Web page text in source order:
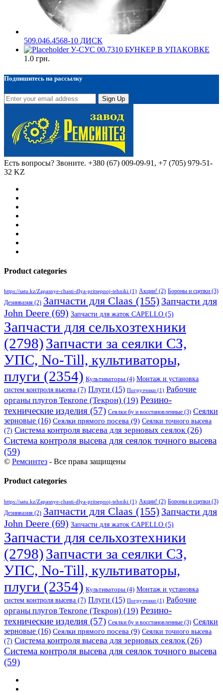
509.046.4568-10 ДИСК
У-СУС 00.7310 БУНКЕР В УПАКОВКЕ
1.0 грн.
Подпишитесь на рассылку
Sign Up
Есть вопросы? Звоните. +380 (67) 009-09-91, +7 (705) 979-51-
32 KZ
Product categories
https://satu.kz/Zapasnye-chasti-dlya-pritsepnoj-tehniki (1) Акции! (2) Бороны и сцепки (3)
Дезинвазия (2) Запчасти для Claas (155) Запчасти для
John Deere (69) Запчасти для жаток CAPELLO (5)
Запчасти для сельхозтехники
(2798)Запчасти за сеялки СЗ,
УПС, No-Till, культиваторы,
плуги (2354) Культиваторы (4) Монтаж и установка
систем контроля высева (7) Плуги (15) Погрузчики (1) Рабочие
органы плугов Текrоne (Текрон) (19) Резино-
технические изделия (57) Сеялки бу и восстановленные (3) Сеялки
зерновые (16) Сеялки прямого посева (9) Сеялки точного высева
(7) Система контроля высева для зерновых сеялок(26)
Система контроля высева для сеялок точного высева
(59)
© Ремсинтез - Все права защищены
Product categories
https://satu.kz/Zapasnye-chasti-dlya-pritsepnoj-tehniki (1) Акции! (2) Бороны и сцепки (3)
Дезинвазия (2) Запчасти для Claas (155) Запчасти для
John Deere (69) Запчасти для жаток CAPELLO (5)
Запчасти для сельхозтехники
(2798)Запчасти за сеялки СЗ,
УПС, No-Till, культиваторы,
плуги (2354) Культиваторы (4) Монтаж и установка
систем контроля высева (7) Плуги (15) Погрузчики (1) Рабочие
органы плугов Текrоne (Текрон) (19) Резино-
технические изделия (57) Сеялки бу и восстановленные (3) Сеялки
зерновые (16) Сеялки прямого посева (9) Сеялки точного высева
(7) Система контроля высева для зерновых сеялок (26)
Система контроля высева для сеялок точного высева
(59)